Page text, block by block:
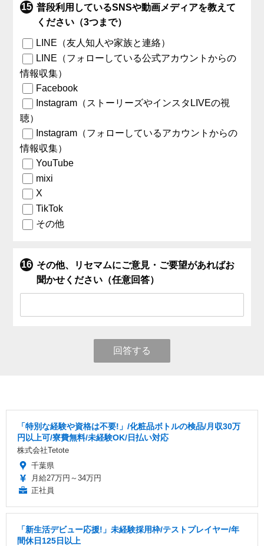
普段利用しているSNSや動画メディアを教えて
ください（3つまで）
LINE（友人知人や家族と連絡）
LINE（フォローしている公式アカウントからの
情報収集）
Facebook
Instagram（ストーリーズやインスタLIVEの視
聴）
Instagram（フォローしているアカウントからの
情報収集）
YouTube
mixi
X
TikTok
その他
その他、リセマムにご意見・ご要望があればお
聞かせください（任意回答）
回答する
「特別な経験や資格は不要!」/化粧品ボトルの検品/月収30万
円以上可/寮費無料/未経験OK/日払い対応
株式会社Tetote
千葉県
月給27万円～34万円
正社員
「新生活デビュー応援!」未経験採用枠/テストプレイヤー/年
間休日125日以上